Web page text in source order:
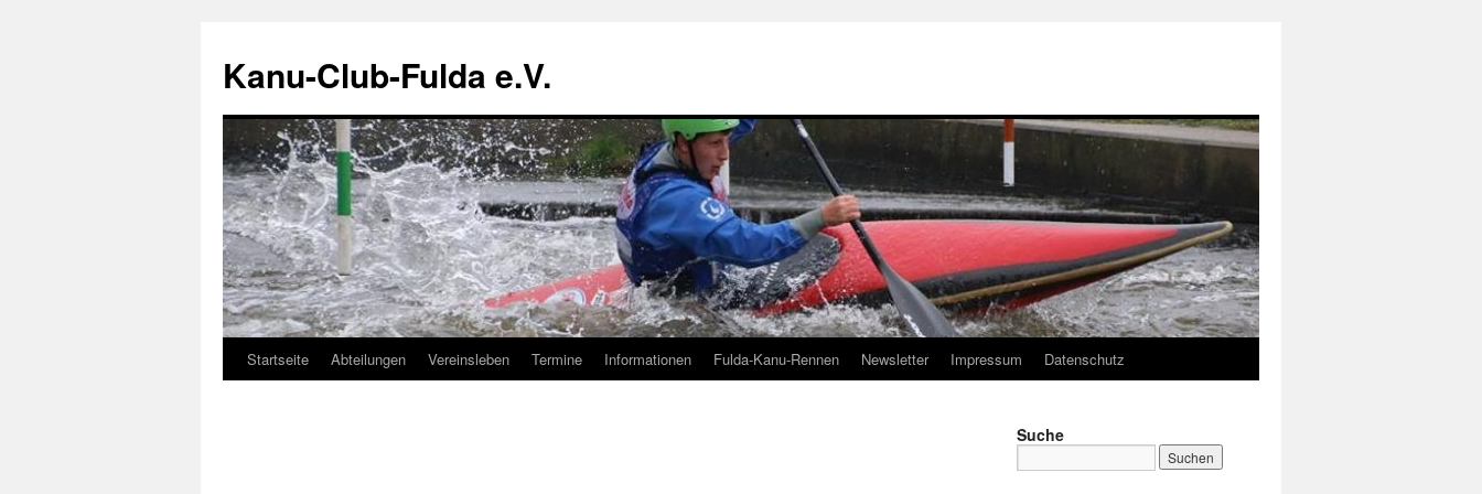
springen
Kanu-Club-Fulda e.V.
Startseite Abteilungen Vereinsleben Termine Informationen Fulda-Kanu-Rennen Newsletter Impressum Datenschutz
Suche